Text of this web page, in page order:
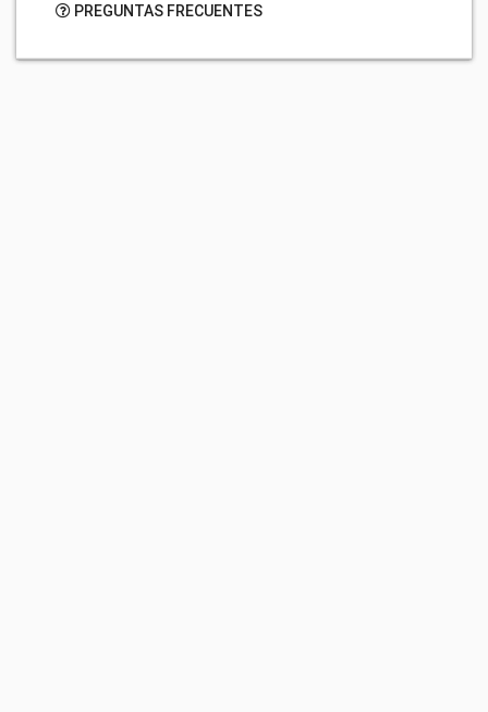
PREGUNTAS FRECUENTES